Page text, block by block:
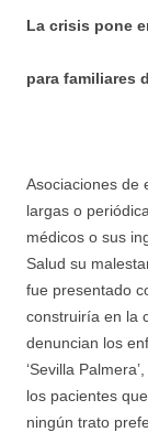
La crisis pone
para familiares
Asociaciones de
largas o
médicos o sus
Salud su
fue presentado
construiría en la
denuncian los
‘Sevilla
los pacientes
ningún trato